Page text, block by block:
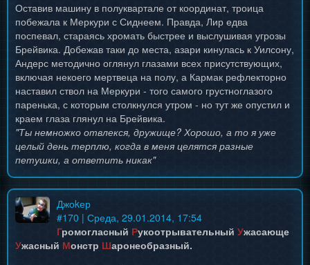
Оставив машину в полуквартале от координат, троица
побежала к Меркури с Сиднеем. Правда, Лир едва
поспевал, стараясь хромать быстрее и выслушивая угрозы
Брейвика. Добежав таки до места, азари кинулась к Уилсону,
Андерс методично оглянул глазами всех присутствующих,
включая некоего мертвеца на полу, а Кармак рефлекторно
наставил ствол на Меркури - того самого грустноглазого
паренька, с которым столкнулся утром - но тут же опустил и
краем глаза глянул на Брейвика.
"Ты немножко отвлекся, дружище? Хорошо, а то я уже
целый день терплю, когда в меня целятся разные
петушки, а ответить никак"
Джоkер
#170 | Среда, 29.01.2014, 17:54
Громогласный Рукоотрывательный Ужасающе
Ужасный Монстр Шаронеобразный.